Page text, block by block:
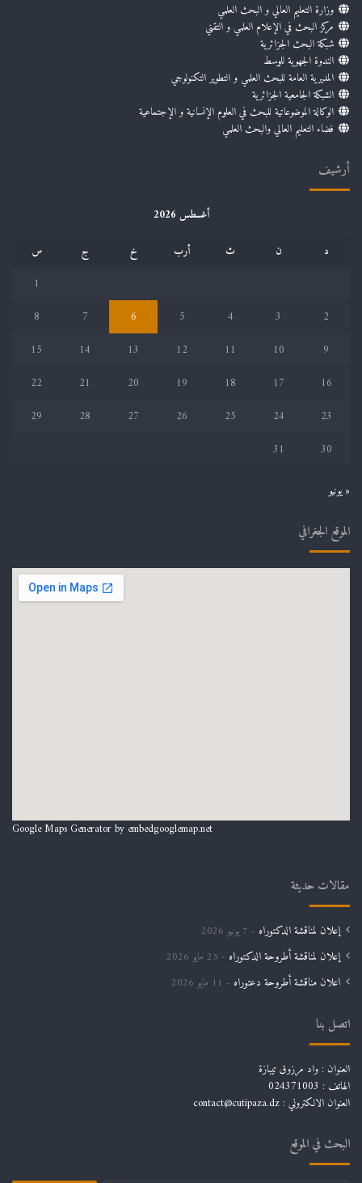
وزارة التعليم العالي و البحث العلمي
مركز البحث في الإعلام العلمي و التقني
شبكة البحث الجزائرية
الندوة الجهوية للوسط
المديرية العامة للبحث العلمي و التطوير التكنولوجي
الشبكة الجامعية الجزائرية
الوكالة الموضوعاتية للبحث في العلوم الإنسانية و الإجتماعية
فضاء التعليم العالي والبحث العلمي
أرشيف
أغسطس 2026
د
ن ث أرب خ ج
س
1
2
3
4
5
6
7
8
9
10
11
12
13
14
15
16
17
18
19
20
21
22
23
24
25
26
27
28
29
30
31
« يونيو
الموقع الجغرافي
Google Maps Generator by embedgooglemap.net
مقالات حديثة
إعلان لمناقشة الدكتوراه 7 يونيو 2026
إعلان لمناقشة أطروحة الدكتوراه 25 مايو 2026
اعلان مناقشة أطروحة دعتوراه 11 مايو 2026
اتصل بنا
العنوان : واد مرزوق تيبازة
الهاتف : 024371003
العنوان الالكتروني : contact@cutipaza.dz
البحث في الموقع